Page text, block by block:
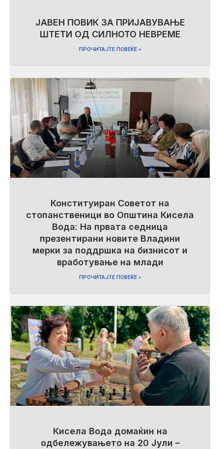
ЈАВЕН ПОВИК ЗА ПРИЈАВУВАЊЕ
ШТЕТИ ОД СИЛНОТО НЕВРЕМЕ
ПРОЧИТАЈТЕ ПОВЕЌЕ »
Конституиран Советот на
стопанственици во Општина Кисела
Вода: На првата седница
презентирани новите Владини
мерки за поддршка на бизнисот и
вработување на млади
ПРОЧИТАЈТЕ ПОВЕЌЕ »
Кисела Вода домаќин на
одбележувањето на 20 Јули –